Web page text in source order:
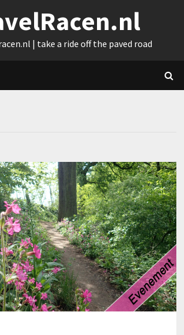
| take a ride off the paved road